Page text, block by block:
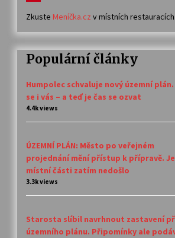
Zkuste Meníčka.cz v místních restauracích.
Populární články
Humpolec schvaluje nový územní
se i vás – a teď je čas se ozvat
4.4k views
ÚZEMNÍ PLÁN: Město po veřejném
projednání mění přístup k přípravě.
místní části zatím nedošlo
3.3k views
Starosta slíbil navrhnout zastavení
územního plánu. Připomínky ale